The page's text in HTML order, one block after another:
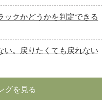
ックかどうかを判定できる
い。戻りたくても戻れない
グを見る